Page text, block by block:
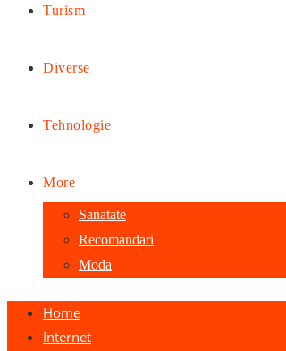
Turism
Diverse
Tehnologie
More
Sanatate
Recomandari
Moda
Home
Internet